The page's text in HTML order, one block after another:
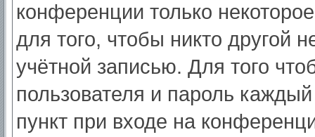
конференции только
для того, чтобы никто другой
учётной записью. Для того
пользователя и пароль
пункт при входе на